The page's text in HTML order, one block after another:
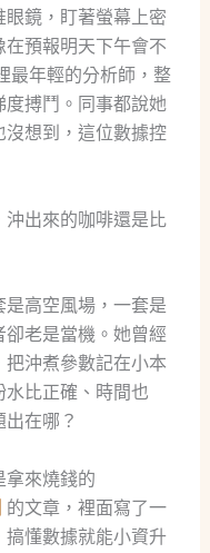
鏡，盯著螢幕上密
預報明天下午會不
最年輕的分析師，整
搏鬥。同事都說她
沒想到，這位數據控
沖出來的咖啡還是比
高空風場，一套是
老是當機。她曾經
沖煮參數記在小本
比正確、時間也
在哪？
拿來燒錢的
的文章，裡面寫了一
懂數據就能小資升